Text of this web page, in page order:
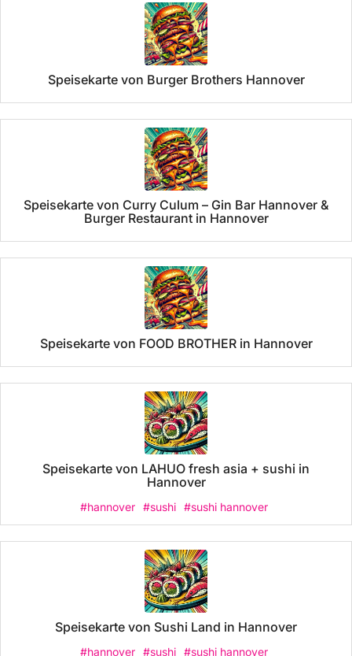
Speisekarte von Burger Brothers Hannover
Speisekarte von Curry Culum – Gin Bar Hannover &
Burger Restaurant in Hannover
Speisekarte von FOOD BROTHER in Hannover
Speisekarte von LAHUO fresh asia + sushi in
Hannover
#hannover #sushi #sushi hannover
Speisekarte von Sushi Land in Hannover
#hannover #sushi #sushi hannover